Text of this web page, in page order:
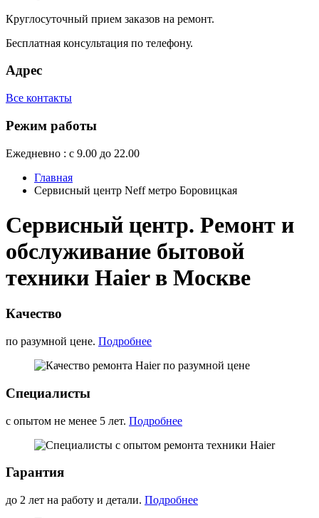
Круглосуточный прием заказов на ремонт.
Бесплатная консультация по телефону.
Адрес
Все контакты
Режим работы
Ежедневно : с 9.00 до 22.00
Главная
Сервисный центр Neff метро Боровицкая
Сервисный центр. Ремонт и
обслуживание бытовой
техники Haier в Москве
Качество
по разумной цене. Подробнее
Специалисты
с опытом не менее 5 лет. Подробнее
Гарантия
до 2 лет на работу и детали. Подробнее